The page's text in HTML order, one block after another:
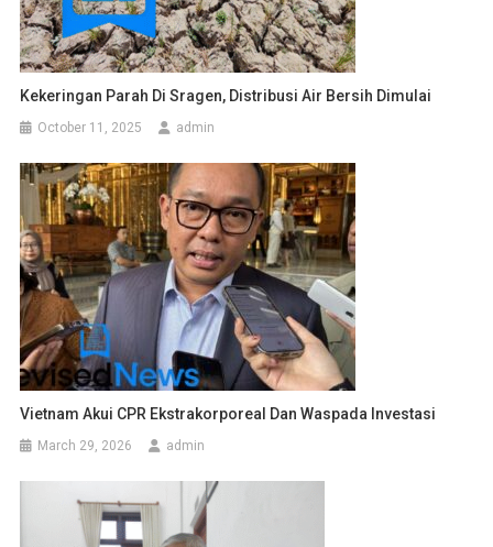
Kekeringan Parah Di Sragen, Distribusi Air Bersih Dimulai
October 11, 2025 admin
Vietnam Akui CPR Ekstrakorporeal Dan Waspada Investasi
March 29, 2026 admin